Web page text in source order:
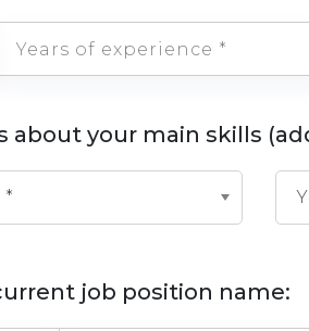
about your main skills
*
job position name: